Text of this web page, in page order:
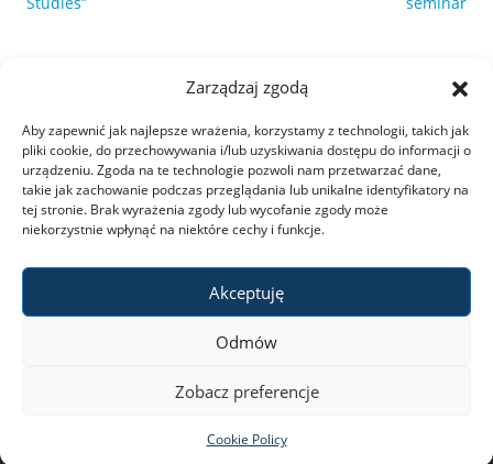
Zarządzaj zgodą
Aby zapewnić jak najlepsze wrażenia, korzystamy z technologii, takich jak
pliki cookie, do przechowywania i/lub uzyskiwania dostępu do informacji o
urządzeniu. Zgoda na te technologie pozwoli nam przetwarzać dane,
takie jak zachowanie podczas przeglądania lub unikalne identyfikatory na
tej stronie. Brak wyrażenia zgody lub wycofanie zgody może
niekorzystnie wpłynąć na niektóre cechy i funkcje.
Akceptuję
Odmów
Zobacz preferencje
Cookie Policy
26/28, 00-927 Warszawa
Copyright © 2021-2022 by